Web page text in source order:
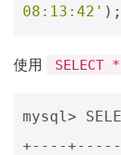
08:13:42' );
使用 SELECT
mysql>
+----